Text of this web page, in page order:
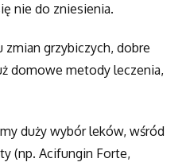
nie do zniesienia.
zmian grzybiczych, dobre
domowe metody leczenia,
duży wybór leków, wśród
(np. Acifungin Forte,